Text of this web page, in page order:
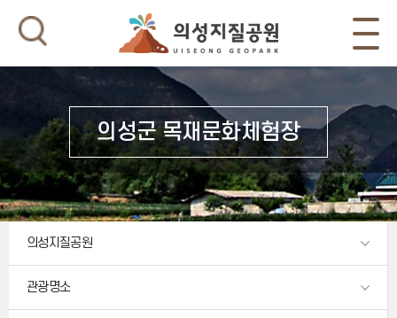
의성군 목재문화체험장
의성지질공원
관광명소